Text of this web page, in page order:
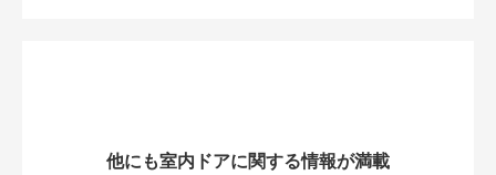
他にも室内ドアに関する情報が満載